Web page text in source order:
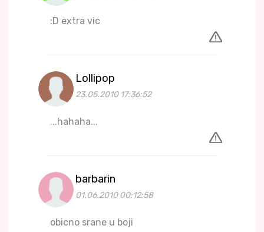
:D extra vic
Lollipop
23.05.2010 17:36:52
...hahaha...
barbarin
01.06.2010 00:12:58
obicno srane u boji